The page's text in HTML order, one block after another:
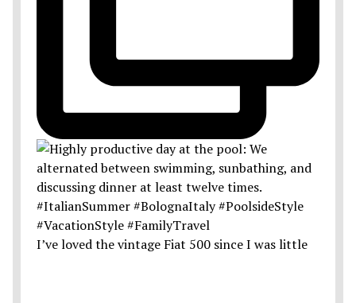
I’ve loved the vintage Fiat 500 since I was little